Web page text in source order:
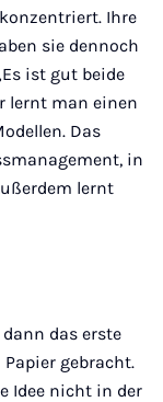
Ihre
sie dennoch
ist gut beide
lernt man einen
Das
in
lernt
das erste
gebracht.
Idee nicht in der